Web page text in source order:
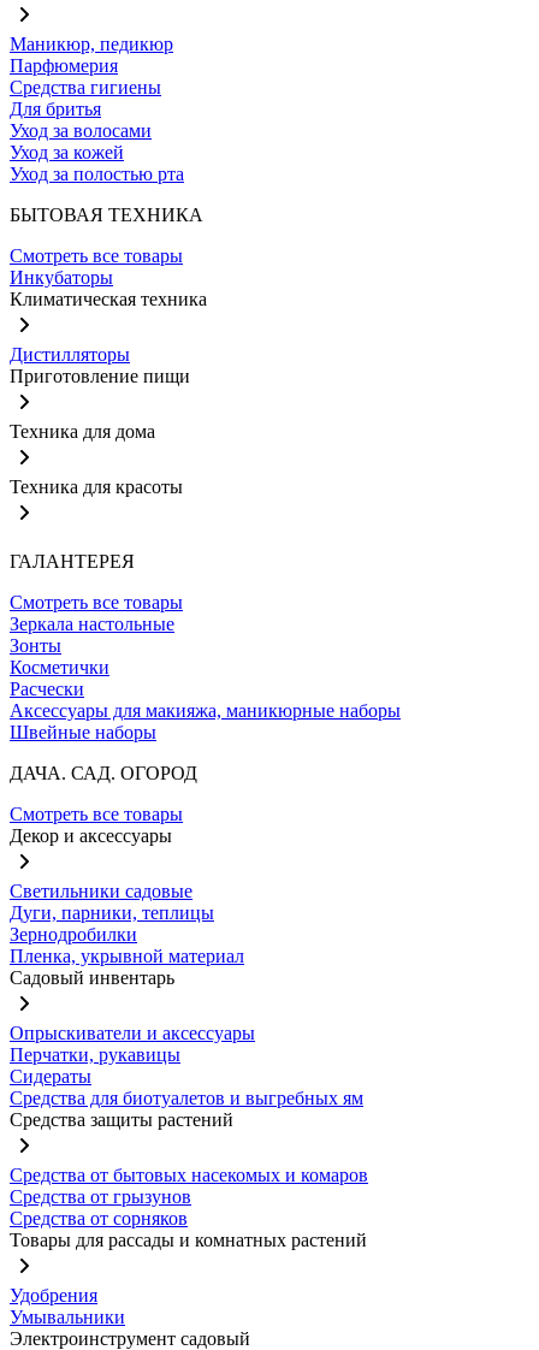
Маникюр, педикюр
Парфюмерия
Средства гигиены
Для бритья
Уход за волосами
Уход за кожей
Уход за полостью рта
БЫТОВАЯ ТЕХНИКА
Смотреть все товары
Инкубаторы
Климатическая техника
Дистилляторы
Приготовление пищи
Техника для дома
Техника для красоты
ГАЛАНТЕРЕЯ
Смотреть все товары
Зеркала настольные
Зонты
Косметички
Расчески
Аксессуары для макияжа, маникюрные наборы
Швейные наборы
ДАЧА. САД. ОГОРОД
Смотреть все товары
Декор и аксессуары
Светильники садовые
Дуги, парники, теплицы
Зернодробилки
Пленка, укрывной материал
Садовый инвентарь
Опрыскиватели и аксессуары
Перчатки, рукавицы
Сидераты
Средства для биотуалетов и выгребных ям
Средства защиты растений
Средства от бытовых насекомых и комаров
Средства от грызунов
Средства от сорняков
Товары для рассады и комнатных растений
Удобрения
Умывальники
Электроинструмент садовый